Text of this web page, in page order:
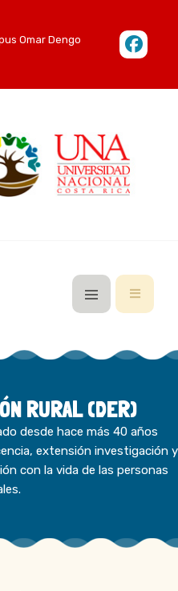
Omar Dengo
RURAL (DER)
desde hace más 40 años
extensión investigación y
con la vida de las personas